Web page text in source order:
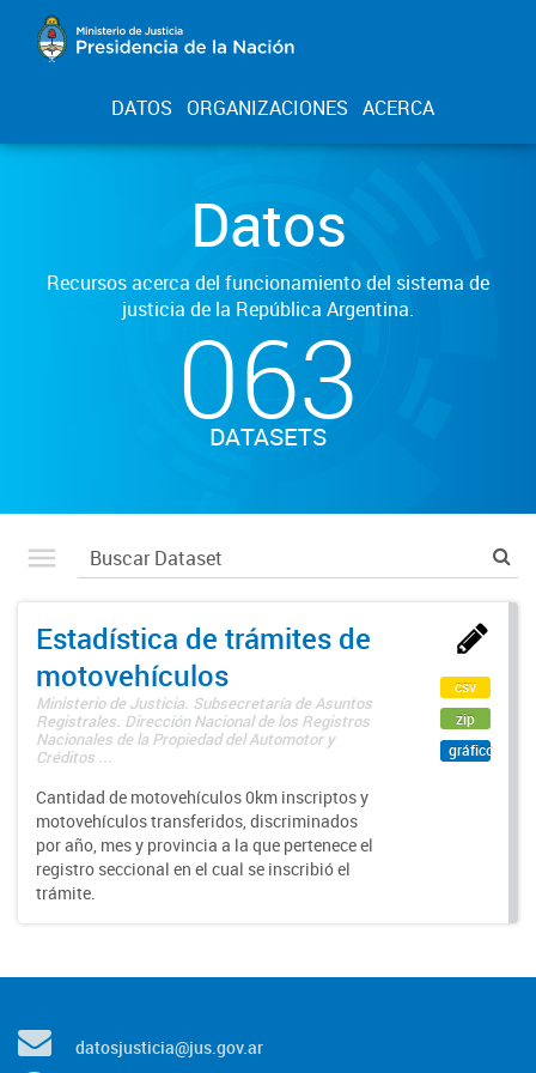
DATOS ORGANIZACIONES ACERCA
Datos
Recursos acerca del funcionamiento del sistema de
justicia de la República Argentina.
063
DATASETS
Estadística de trámites de
motovehículos
Ministerio de Justicia. Subsecretaría de Asuntos
Registrales. Dirección Nacional de los Registros
Nacionales de la Propiedad del Automotor y
Créditos ...
Cantidad de motovehículos 0km inscriptos y
motovehículos transferidos, discriminados
por año, mes y provincia a la que pertenece el
registro seccional en el cual se inscribió el
trámite.
csv
zip
gráfico
datosjusticia@jus.gov.ar